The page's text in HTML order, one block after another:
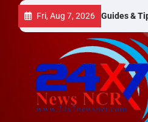
content
Fri, Aug 7, 2026 Guides &